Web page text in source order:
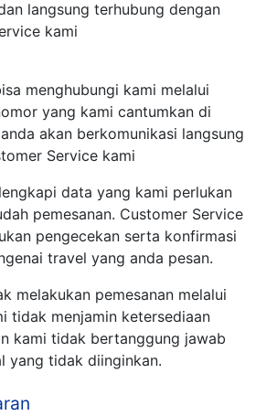
langsung terhubung dengan
kami
menghubungi kami melalui
yang kami cantumkan di
akan berkomunikasi langsung
Service kami
data yang kami perlukan
pemesanan. Customer Service
pengecekan serta konfirmasi
travel yang anda pesan.
melakukan pemesanan melalui
tidak menjamin ketersediaan
kami tidak bertanggung jawab
yang tidak diinginkan.